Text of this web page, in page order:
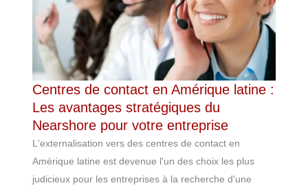
Centres de contact en Amérique latine :
Les avantages stratégiques du
Nearshore pour votre entreprise
L'externalisation vers des centres de contact en
Amérique latine est devenue l'un des choix les plus
judicieux pour les entreprises à la recherche d'une